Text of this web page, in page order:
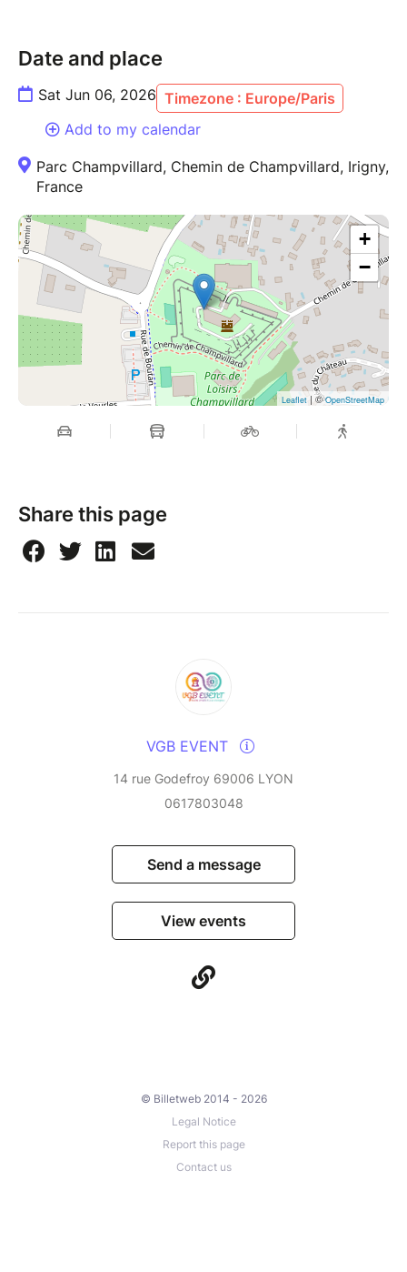
Date and place
Sat Jun 06, 2026 Timezone : Europe/Paris
Add to my calendar
Parc Champvillard, Chemin de Champvillard, Irigny,
France
+
−
Leaflet | ©OpenStreetMap
Share this page
VGB EVENT
14 rue Godefroy 69006 LYON
0617803048
Send a message
View events
© Billetweb 2014 - 2026
Legal Notice
Report this page
Contact us